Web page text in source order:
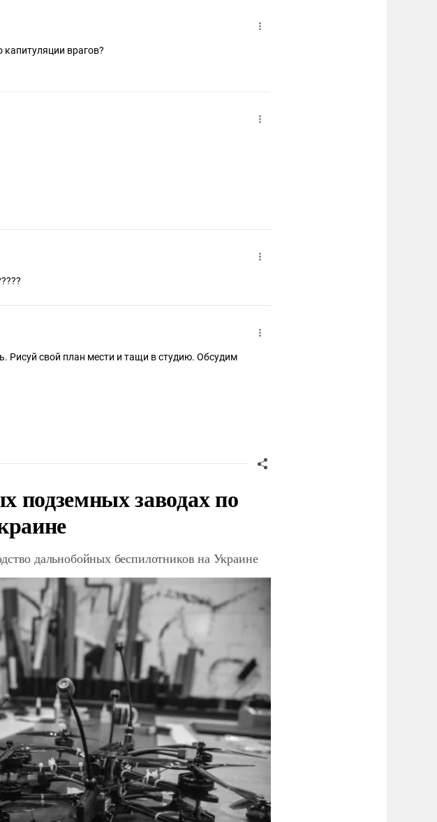
врагов?
Рисуй свой план мести и тащи в студию. Обсудим
заводах по
дальнобойных беспилотников на Украине